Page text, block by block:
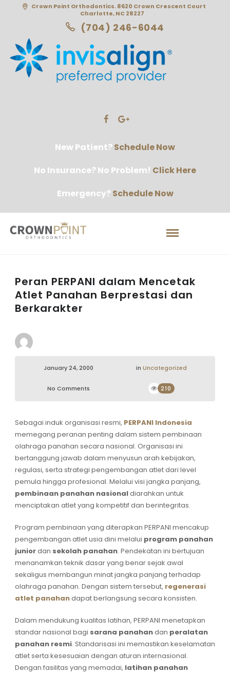
Crown Point Orthodontics. 8620 Crown Crescent Court
Charlotte, NC 28227
(704) 246-6044
New Patient?Schedule Now
No Insurance? No Problem! Click Here
Emergency?Schedule Now
Peran PERPANI dalam Mencetak
Atlet Panahan Berprestasi dan
Berkarakter
January 24, 2000 in Uncategorized
No Comments 210
Sebagai induk organisasi resmi, PERPANI Indonesia
memegang peranan penting dalam sistem pembinaan
olahraga panahan secara nasional. Organisasi ini
bertanggung jawab dalam menyusun arah kebijakan,
regulasi, serta strategi pengembangan atlet dari level
pemula hingga profesional. Melalui visi jangka panjang,
pembinaan panahan nasionaldiarahkan untuk
menciptakan atlet yang kompetitif dan berintegritas.
Program pembinaan yang diterapkan PERPANI mencakup
pengembangan atlet usia dini melalui program panahan
juniordan sekolah panahan. Pendekatan ini bertujuan
menanamkan teknik dasar yang benar sejak awal
sekaligus membangun minat jangka panjang terhadap
olahraga panahan. Dengan sistem tersebut, regenerasi
atlet panahandapat berlangsung secara konsisten.
Dalam mendukung kualitas latihan, PERPANI menetapkan
standar nasional bagi sarana panahandan peralatan
panahan resmi. Standarisasi ini memastikan keselamatan
atlet serta kesesuaian dengan aturan internasional.
Dengan fasilitas yang memadai, latihan panahan